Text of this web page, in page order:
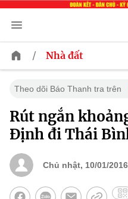
/ Nhà đất
Theo dõi Báo Thanh tra trên
Rút ngắn
Định đi Thái
Chủ nhật, 10/01/